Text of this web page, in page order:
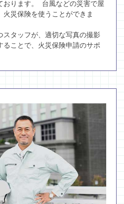
おります。 台風などの災害で屋
災保険を使うことができま
スタッフが、適切な写真の撮影
ことで、火災保険申請のサポ